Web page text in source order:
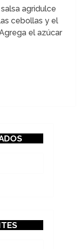
agridulce
cebollas y el
el azúcar